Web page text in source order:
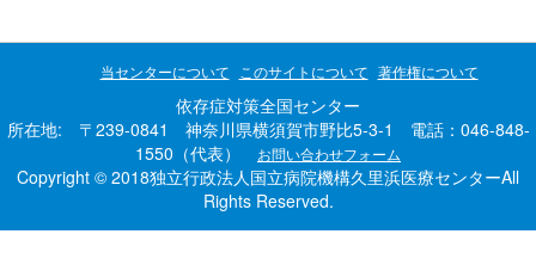
当センターについて このサイトについて 著作権について
依存症対策全国センター
所在地: 〒239-0841 神奈川県横須賀市野比5-3-1 電話：046-848-
1550（代表）
お問い合わせフォーム
Copyright © 2018独立行政法人国立病院機構久里浜医療センターAll
Rights Reserved.